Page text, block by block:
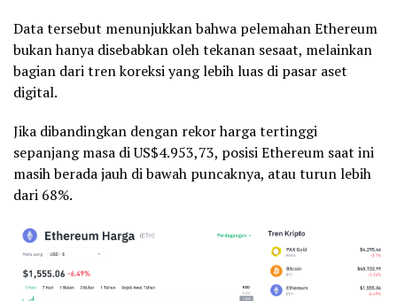
Data tersebut menunjukkan bahwa pelemahan Ethereum
bukan hanya disebabkan oleh tekanan sesaat, melainkan
bagian dari tren koreksi yang lebih luas di pasar aset
digital.
Jika dibandingkan dengan rekor harga tertinggi
sepanjang masa di US$4.953,73, posisi Ethereum saat ini
masih berada jauh di bawah puncaknya, atau turun lebih
dari 68%.